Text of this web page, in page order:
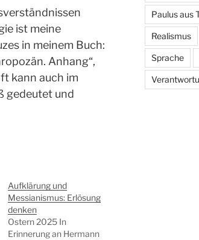
ist meine
in meinem Buch:
Anhang“,
kann auch im
gedeutet und
Aufklärung und
Messianismus: Erlösung
denken
Ostern 2025 In
Erinnerung an Hermann
Paulus aus
Realismus
Sprache